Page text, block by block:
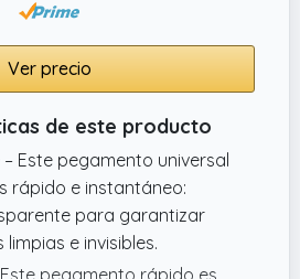
Ver precio
de este producto
Este pegamento universal
rápido e instantáneo:
para garantizar
e invisibles.
pegamento rápido es